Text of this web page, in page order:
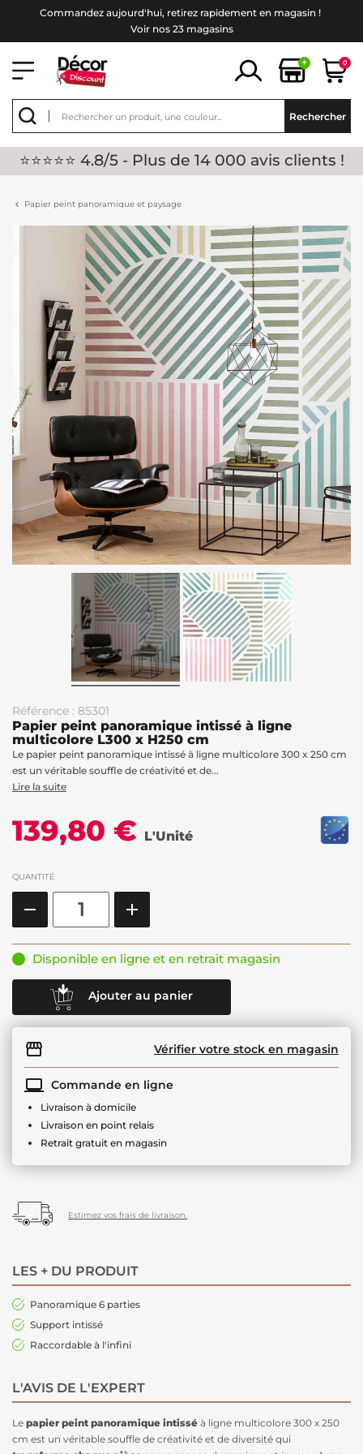
Commandez aujourd'hui, retirez rapidement en magasin !
Voir nos 23 magasins
+ 0
Rechercher
⭐⭐⭐⭐⭐ 4.8/5 - Plus de 14 000 avis clients !
Papier peint panoramique et paysage
Référence : 85301
Papier peint panoramique intissé à ligne
multicolore L300 x H250 cm
Le papier peint panoramique intissé à ligne multicolore 300 x 250 cm
est un véritable souffle de créativité et de...
Lire la suite
139,80 € L'Unité
QUANTITÉ
Disponible en ligne et en retrait magasin
Ajouter au panier
Vérifier votre stock en magasin
Commande en ligne
Livraison à domicile
Livraison en point relais
Retrait gratuit en magasin
Estimez vos frais de livraison.
LES + DU PRODUIT
Panoramique 6 parties
Support intissé
Raccordable à l'infini
L'AVIS DE L'EXPERT
Le papier peint panoramique intissé à ligne multicolore 300 x 250
cm est un véritable souffle de créativité et de diversité qui